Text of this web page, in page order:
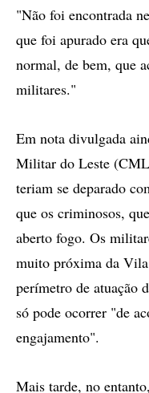
"Não foi encontrada
que foi apurado era
normal, de bem, que
militares."
Em nota divulgada
Militar do Leste
teriam se deparado
que os criminosos,
aberto fogo. Os
muito próxima da
perímetro de atuação
só pode ocorrer "de
engajamento".
Mais tarde, no